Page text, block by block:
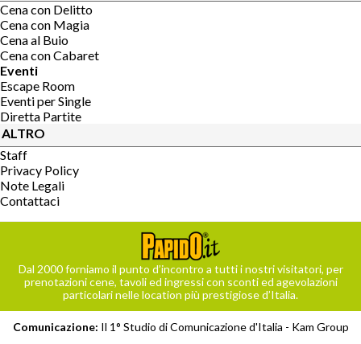
Cena con Delitto
Cena con Magia
Cena al Buio
Cena con Cabaret
Eventi
Escape Room
Eventi per Single
Diretta Partite
ALTRO
Staff
Privacy Policy
Note Legali
Contattaci
Dal 2000 forniamo il punto d’incontro a tutti i nostri visitatori, per
prenotazioni cene, tavoli ed ingressi con sconti ed agevolazioni
particolari nelle location più prestigiose d’Italia.
Comunicazione: Il 1° Studio di Comunicazione d'Italia - Kam Group